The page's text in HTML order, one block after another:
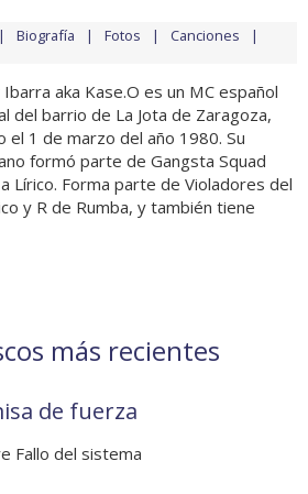
Biografía Fotos Canciones
Ibarra aka Kase.O es un MC español
del barrio de La Jota de Zaragoza,
el 1 de marzo del año 1980. Su
formó parte de Gangsta Squad
Lírico. Forma parte de Violadores del
y R de Rumba, y también tiene
más recientes
de fuerza
Fallo del sistema